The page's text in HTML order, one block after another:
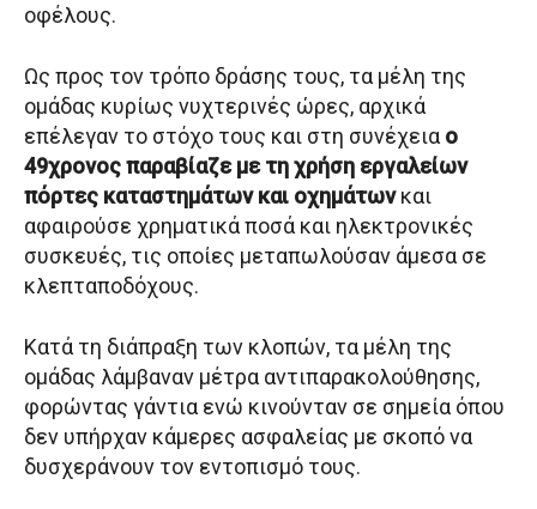
οφέλους.
Ως προς τον τρόπο δράσης τους, τα μέλη της
ομάδας κυρίως νυχτερινές ώρες, αρχικά
επέλεγαν το στόχο τους και στη συνέχειαο
49χρονος παραβίαζε με τη χρήση εργαλείων
πόρτες καταστημάτων και οχημάτωνκαι
αφαιρούσε χρηματικά ποσά και ηλεκτρονικές
συσκευές, τις οποίες μεταπωλούσαν άμεσα σε
κλεπταποδόχους.
Κατά τη διάπραξη των κλοπών, τα μέλη της
ομάδας λάμβαναν μέτρα αντιπαρακολούθησης,
φορώντας γάντια ενώ κινούνταν σε σημεία όπου
δεν υπήρχαν κάμερες ασφαλείας με σκοπό να
δυσχεράνουν τον εντοπισμό τους.